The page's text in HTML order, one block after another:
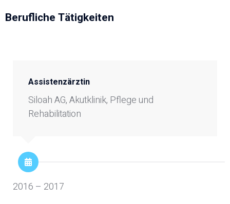
Berufliche Tätigkeiten
Assistenzärztin
Siloah AG, Akutklinik, Pflege und
Rehabilitation
2016 – 2017
Lesen Sie unsere Adipositasbroschüre online und
interaktiv.